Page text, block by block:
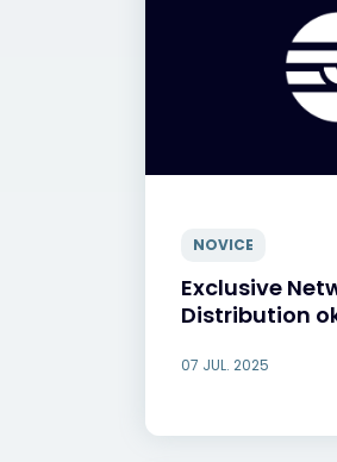
NOVICE
Exclusive
Distribution
07 JUL. 2025